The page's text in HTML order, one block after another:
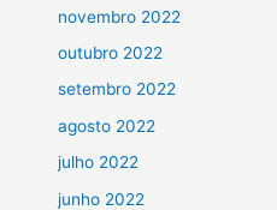
novembro 2022
outubro 2022
setembro 2022
agosto 2022
julho 2022
junho 2022